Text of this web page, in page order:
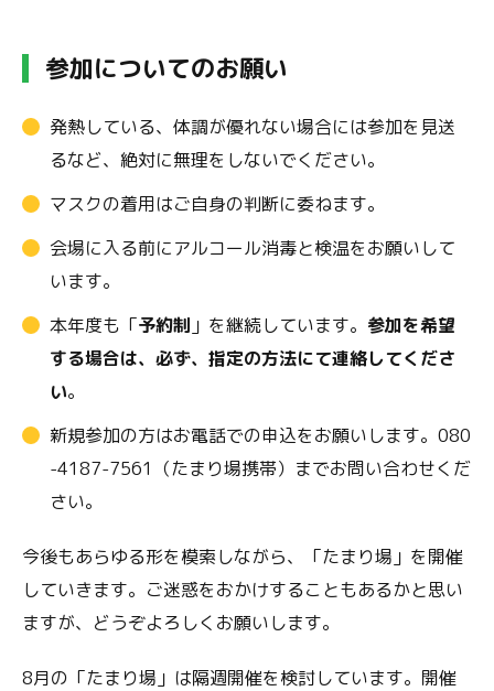
参加についてのお願い
発熱している、体調が優れない場合には参加を見送
るなど、絶対に無理をしないでください。
マスクの着用はご自身の判断に委ねます。
会場に入る前にアルコール消毒と検温をお願いして
います。
本年度も「予約制 」を継続しています。 参加を希望
する場合は、必ず、指定の方法にて連絡してくださ
い。
新規参加の方はお電話での申込をお願いします。080
-4187-7561（たまり場携帯）までお問い合わせくだ
さい。
今後もあらゆる形を模索しながら、「たまり場」を開催
していきます。ご迷惑をおかけすることもあるかと思い
ますが、どうぞよろしくお願いします。
8月の「たまり場」は隔週開催を検討しています。開催